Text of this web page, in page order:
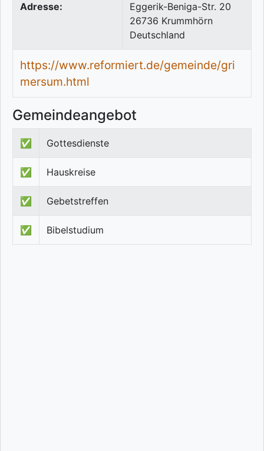
Adresse:
Eggerik-Beniga-Str. 20
26736 Krummhörn
Deutschland
https://www.reformiert.de/gemeinde/gri
mersum.html
Gemeindeangebot
✅ Gottesdienste
✅ Hauskreise
✅ Gebetstreffen
✅ Bibelstudium